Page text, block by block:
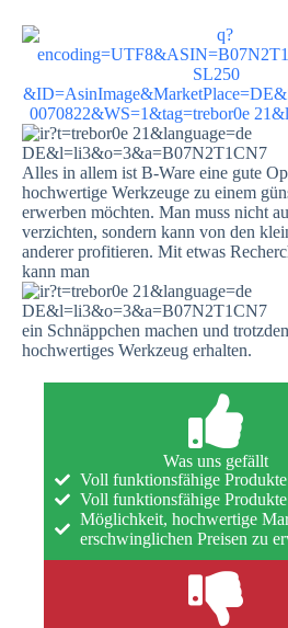
Alles in allem ist B-Ware eine gute
hochwertige Werkzeuge zu einem
erwerben möchten. Man muss nicht
verzichten, sondern kann von den
anderer profitieren. Mit etwas
kann man
ein Schnäppchen machen und
hochwertiges Werkzeug erhalten.
Was uns gefällt
Voll funktionsfähige Produkte
Voll funktionsfähige Produkte
Möglichkeit, hochwertige
erschwinglichen Preisen zu